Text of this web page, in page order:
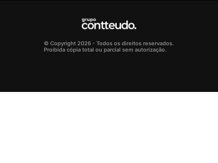
© Copyright 2026 - Todos os direitos reservados.
Proibida cópia total ou parcial sem autorização.